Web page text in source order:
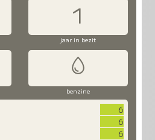
1
jaar in bezit
benzine
6
6
6